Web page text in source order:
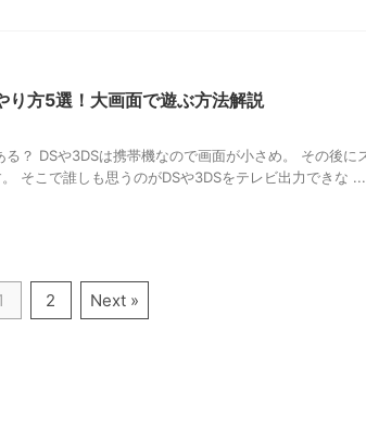
り方5選！大画面で遊ぶ方法解説
？ DSや3DSは携帯機なので画面が小さめ。 その後に
そこで誰しも思うのがDSや3DSをテレビ出力できな ...
2 Next »